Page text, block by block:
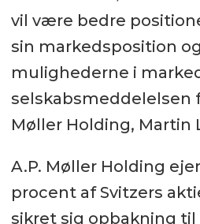
vil være bedre
sin markedsposition
mulighederne i
selskabsmeddelelsen
Møller Holding, Martin
A.P. Møller Holding
procent af Svitzers
sikret sig opbakning